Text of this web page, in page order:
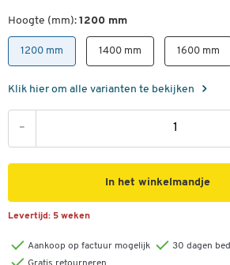
Hoogte (mm): 1200 mm
1200 mm 1400 mm 1600 mm
Klik hier om alle varianten te bekijken
-
In het winkelmandje
Levertijd: 5 weken
Aankoop op factuur mogelijk
30 dagen